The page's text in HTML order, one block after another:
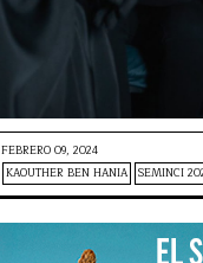
FEBRERO 09, 2024
KAOUTHER BEN HANIA SEMINCI